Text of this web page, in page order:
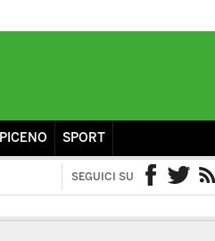
PICENO SPORT
SEGUICI SU